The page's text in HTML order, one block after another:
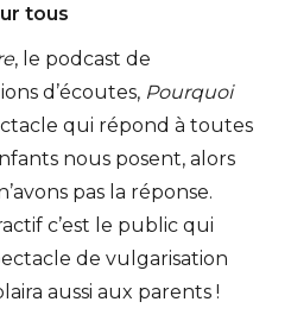
tous
, le podcast de
d’écoutes, Pourquoi
qui répond à toutes
nous posent, alors
pas la réponse.
c’est le public qui
de vulgarisation
aussi aux parents !